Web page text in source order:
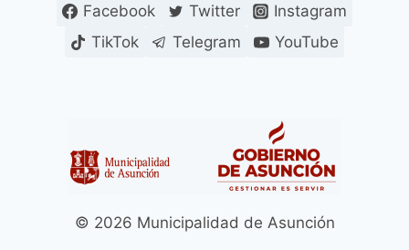
Facebook Twitter
Instagram
TikTok
Telegram YouTube
© 2026 Municipalidad de Asunción